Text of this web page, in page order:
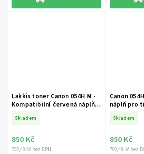
Lakkis toner Canon 054H M -
Kompatibilní červená náplň
Skladem
702,48 Kč bez DPH
850 Kč
Canon
náplň pro
Skladem
702,48 Kč bez
850 Kč